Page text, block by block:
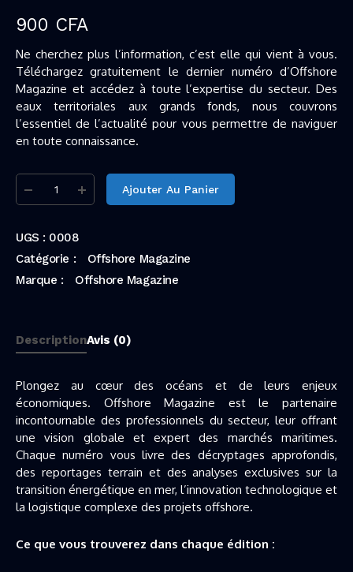
900 CFA
Ne cherchez plus l’information, c’est elle qui vient à vous.
Téléchargez gratuitement le dernier numéro d’Offshore
Magazine et accédez à toute l’expertise du secteur. Des
eaux territoriales aux grands fonds, nous couvrons
l’essentiel de l’actualité pour vous permettre de naviguer
en toute connaissance.
Ajouter Au Panier
UGS : 0008
Catégorie :
Offshore Magazine
Marque :
Offshore Magazine
DescriptionAvis (0)
Plongez au cœur des océans et de leurs enjeux
économiques. Offshore Magazine est le partenaire
incontournable des professionnels du secteur, leur offrant
une vision globale et expert des marchés maritimes.
Chaque numéro vous livre des décryptages approfondis,
des reportages terrain et des analyses exclusives sur la
transition énergétique en mer, l’innovation technologique et
la logistique complexe des projets offshore.
Ce que vous trouverez dans chaque édition :